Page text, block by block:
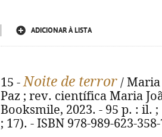
ADICIONAR À LISTA
15 -Noite de terror / Maria
Paz ; rev. científica Maria
Booksmile, 2023. - 95 p. : il.
; 17). - ISBN 978-989-623-